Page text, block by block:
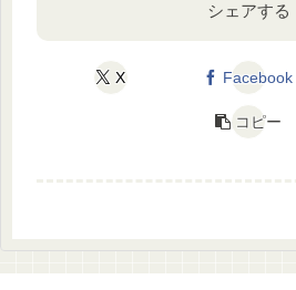
シェアする
X Facebook
コピー